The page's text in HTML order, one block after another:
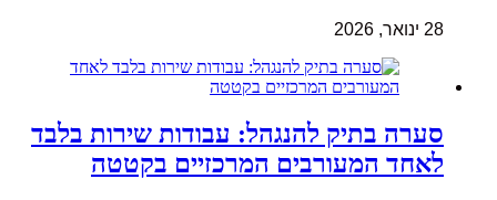
28 ינואר, 2026
סערה בתיק להנגהל: עבודות שירות בלבד
לאחד המעורבים המרכזיים בקטטה